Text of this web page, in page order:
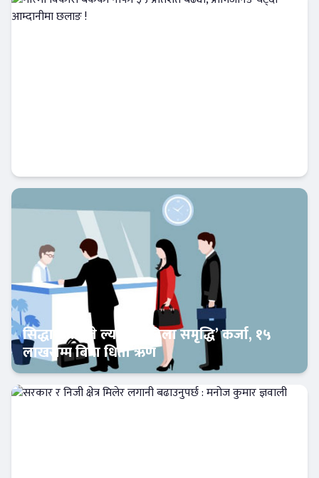
Banner News
सिद्धार्थ बैंकले ल्यायो ‘महिला समृद्धि’ कर्जा, १५
लाखसम्म बिना धितो ऋण